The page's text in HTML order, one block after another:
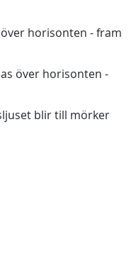
horisonten - fram
över horisonten -
blir till mörker